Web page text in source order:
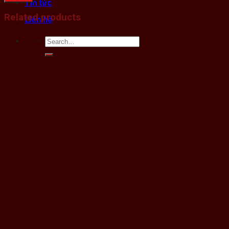
Tin tức
Liên hệ
Search
for:
Related products